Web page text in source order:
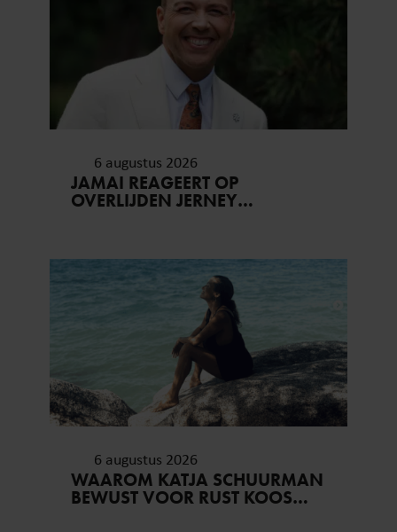
6 augustus 2026
JAMAI REAGEERT OP
OVERLIJDEN JERNEY
VERGETEN’
6 augustus 2026
WAAROM KATJA SCHUURMAN
BEWUST VOOR RUST KOOS…